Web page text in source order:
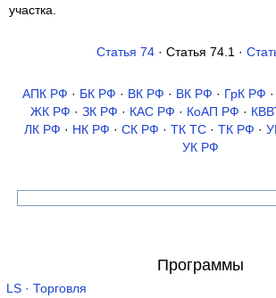
участка.
Статья 74· Статья 74.1 ·
АПК РФ · БК РФ · ВК РФ · ВК РФ · ГрК РФ ·
ЖК РФ · ЗК РФ · КАС РФ · КоАП РФ ·
ЛК РФ · НК РФ · СК РФ · ТК TC· ТК РФ ·
УК РФ
Программы
LS · Торговля